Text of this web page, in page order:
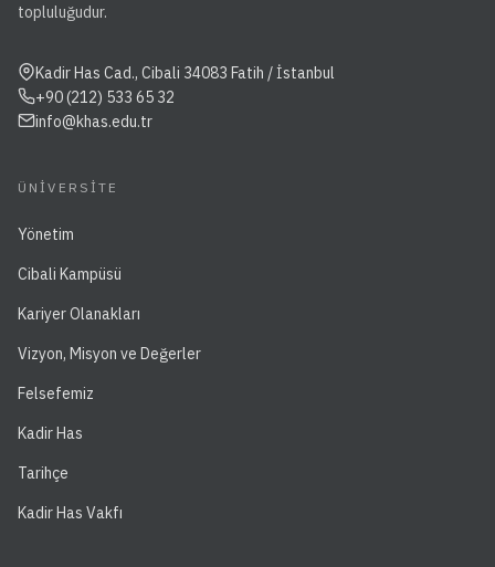
topluluğudur.
Kadir Has Cad., Cibali 34083 Fatih / İstanbul
+90 (212) 533 65 32
info@khas.edu.tr
ÜNIVERSITE
Yönetim
Cibali Kampüsü
Kariyer Olanakları
Vizyon, Misyon ve Değerler
Felsefemiz
Kadir Has
Tarihçe
Kadir Has Vakfı